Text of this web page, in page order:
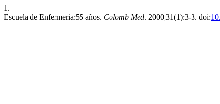
1.
Escuela de Enfermeria:55 años. Colomb Med. 2000;31(1):3-3. doi: